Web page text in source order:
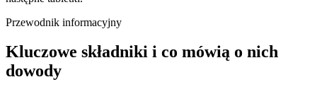
Przewodnik informacyjny
Kluczowe składniki i co mówią o nich
dowody